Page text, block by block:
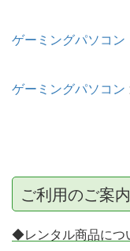
ゲーミングパソコン
ゲーミングパソコン
ご利用のご案内
◆レンタル商品につ